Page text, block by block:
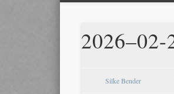
Silke Bender